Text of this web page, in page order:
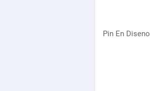
Pin En Diseno